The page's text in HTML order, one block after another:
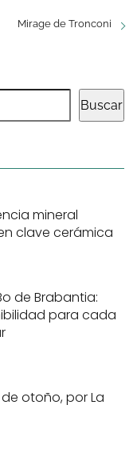
Mirage de Tronconi
Buscar
mineral
clave cerámica
de Brabantia:
para cada
otoño, por La